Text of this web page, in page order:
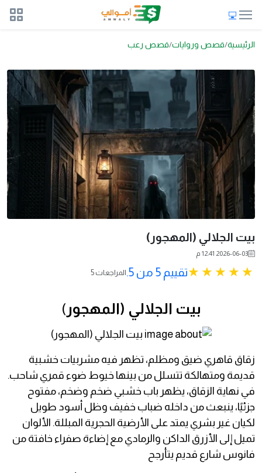
الرئيسية قصص وروايات قصص رعب
بيت الجلالي (المهجور)
2026-06-03 12:41 م
تقييم 5 من 5. 5 المراجعات
بيت الجلالي (المهجور )
زقاق قاهري ضيق ومظلم، تظهر فيه مشربيات خشبية
قديمة ومتهالكة تتسلل من بينها خيوط ضوء قمري شاحب.
في نهاية الزقاق، يظهر باب خشبي ضخم وضخم، مفتوح
جزئيًا، ينبعث من داخله ضباب خفيف وظل أسود طويل
لكيان غير بشري يمتد على الأرضية الحجرية المبللة. الألوان
تميل إلى الأزرق الداكن والرمادي مع إضاءة صفراء خافتة من
فانوس شارع قديم يتأرجح